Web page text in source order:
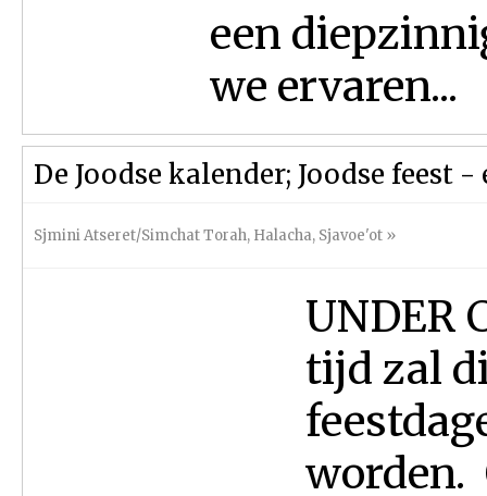
een
we ervaren...
De Joodse kalender; Joodse feest
Sjmini Atseret/Simchat Torah, Halacha, Sjavoe'ot »
UNDER
tijd zal
worden.